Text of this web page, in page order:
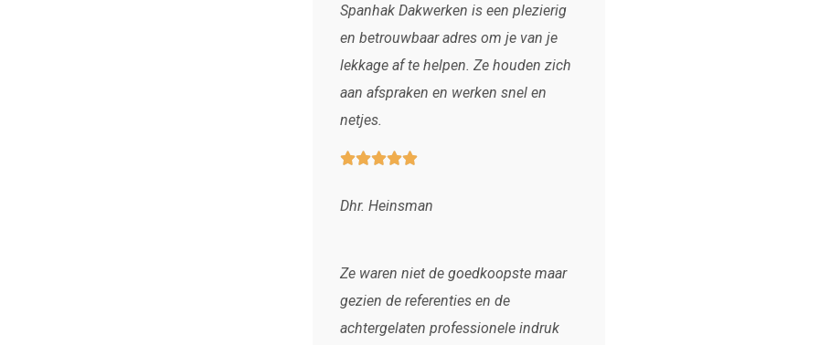
Spanhak Dakwerken is een plezierig
en betrouwbaar adres om je van je
lekkage af te helpen. Ze houden zich
aan afspraken en werken snel en
netjes.

Dhr. Heinsman
Ze waren niet de goedkoopste maar
gezien de referenties en de
achtergelaten professionele indruk